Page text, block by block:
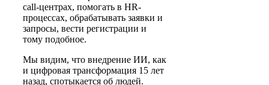
call-центрах, помогать в HR-
процессах, обрабатывать заявки и
запросы, вести регистрации и
тому подобное.
Мы видим, что внедрение ИИ, как
и цифровая трансформация 15 лет
назад, спотыкается об людей.